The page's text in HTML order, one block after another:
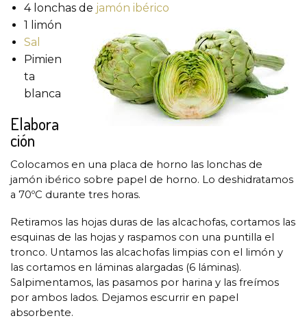
4 lonchas de jamón ibérico
1 limón
Sal
Pimien
ta
blanca
Elabora
ción
Colocamos en una placa de horno las lonchas de
jamón ibérico sobre papel de horno. Lo deshidratamos
a 70ºC durante tres horas.
Retiramos las hojas duras de las alcachofas, cortamos las
esquinas de las hojas y raspamos con una puntilla el
tronco. Untamos las alcachofas limpias con el limón y
las cortamos en láminas alargadas (6 láminas).
Salpimentamos, las pasamos por harina y las freímos
por ambos lados. Dejamos escurrir en papel
absorbente.